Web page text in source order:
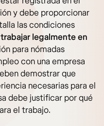
y debe proporcionar
las condiciones
legalmente en
para nómadas
con una empresa
demostrar que
necesarias para el
debe justificar por qué
el trabajo.